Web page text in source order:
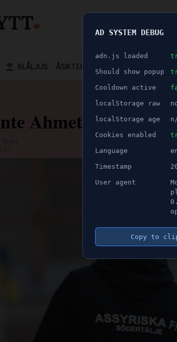
👮🏻‍♂️ BLÅLJUS ÅSIKTER SPORT NÖJE
ANNONS
Ahmetovic som
AD SYSTEM DEBUG
adn.js loaded
Should show popup
Cooldown active
localStorage raw
localStorage age
Cookies enabled
Language
Timestamp
User agent
Copy to